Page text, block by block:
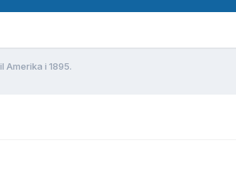
Amerika i 1895.